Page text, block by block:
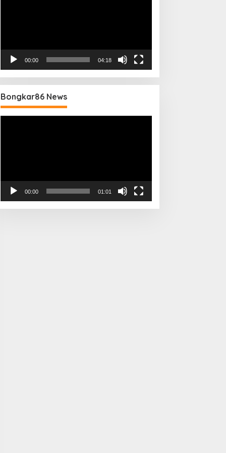
00:00 04:18
Bongkar86 News
00:00 01:01